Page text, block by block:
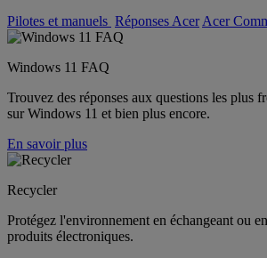
Pilotes et manuels Réponses Acer Acer
Windows 11 FAQ
Trouvez des réponses aux questions les plus
sur Windows 11 et bien plus encore.
En savoir plus
Recycler
Protégez l'environnement en échangeant ou
produits électroniques.